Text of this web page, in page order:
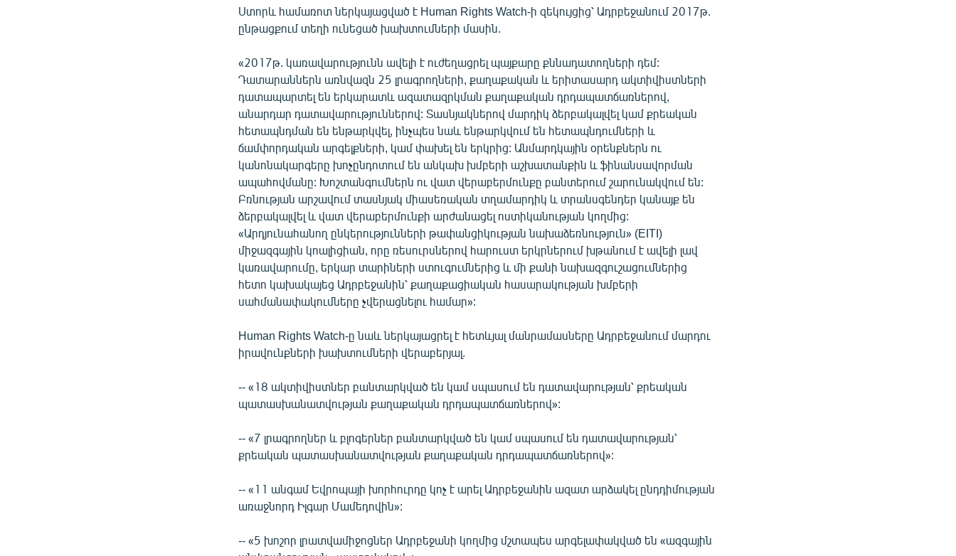
Ստորև համառոտ ներկայացված է Human Rights Watch-ի զեկույցից՝ Ադրբեջանում 2017թ.
ընթացքում տեղի ունեցած խախտումների մասին.
«2017թ. կառավարությունն ավելի է ուժեղացրել պայքարը քննադատողների դեմ:
Դատարաններն առնվազն 25 լրագրողների, քաղաքական և երիտասարդ ակտիվիստների
դատապարտել են երկարատև ազատազրկման քաղաքական դրդապատճառներով,
անարդար դատավարություններով: Տասնյակներով մարդիկ ձերբակալվել կամ քրեական
հետապնդման են ենթարկվել, ինչպես նաև ենթարկվում են հետապնդումների և
ճամփորդական արգելքների, կամ փախել են երկրից: Անմարդկային օրենքներն ու
կանոնակարգերը խոչընդոտում են անկախ խմբերի աշխատանքին և ֆինանսավորման
ապահովմանը: Խոշտանգումներն ու վատ վերաբերմունքը բանտերում շարունակվում են:
Բռնության արշավում տասնյակ միասեռական տղամարդիկ և տրանսգենդեր կանայք են
ձերբակալվել և վատ վերաբերմունքի արժանացել ոստիկանության կողմից:
«Արդյունահանող ընկերությունների թափանցիկության նախաձեռնություն» (EITI)
միջազգային կոալիցիան, որը ռեսուրսներով հարուստ երկրներում խթանում է ավելի լավ
կառավարումը, երկար տարիների ստուգումներից և մի քանի նախազգուշացումներից
հետո կախակայեց Ադրբեջանին՝ քաղաքացիական հասարակության խմբերի
սահմանափակումները չվերացնելու համար»:
Human Rights Watch-ը նաև ներկայացրել է հետևյալ մանրամասները Ադրբեջանում մարդու
իրավունքների խախտումների վերաբերյալ.
-- «18 ակտիվիստներ բանտարկված են կամ սպասում են դատավարության՝ քրեական
պատասխանատվության քաղաքական դրդապատճառներով»:
-- «7 լրագրողներ և բլոգերներ բանտարկված են կամ սպասում են դատավարության՝
քրեական պատասխանատվության քաղաքական դրդապատճառներով»:
-- «11 անգամ Եվրոպայի խորհուրդը կոչ է արել Ադրբեջանին ազատ արձակել ընդդիմության
առաջնորդ Իլգար Մամեդովին»:
-- «5 խոշոր լրատվամիջոցներ Ադրբեջանի կողմից մշտապես արգելափակված են «ազգային